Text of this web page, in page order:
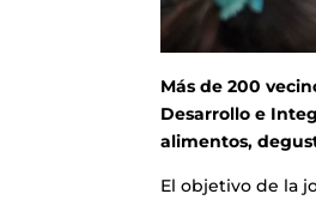
Más de 200
Desarrollo e
alimentos,
El objetivo de la